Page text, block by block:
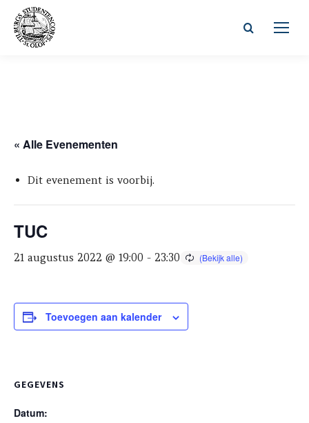
Zoeken:
« Alle Evenementen
Dit evenement is voorbij.
TUC
21 augustus 2022 @ 19:00 - 23:30
Toevoegen aan kalender
GEGEVENS
Datum: